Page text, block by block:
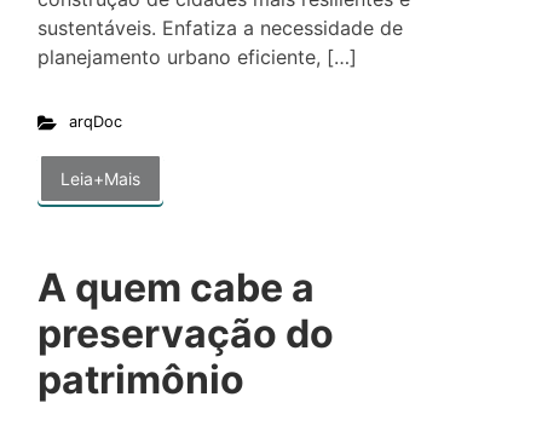
sustentáveis. Enfatiza a necessidade de
planejamento urbano eficiente, […]
arqDoc
Leia+Mais
A quem cabe a
preservação do
patrimônio